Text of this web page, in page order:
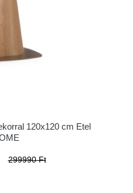
120x120 cm Etel
299990 Ft